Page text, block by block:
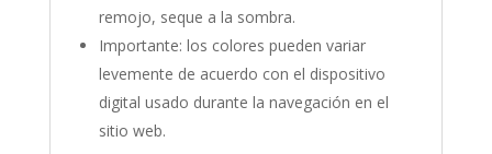
remojo, seque a la sombra.
Importante: los colores pueden variar
levemente de acuerdo con el dispositivo
digital usado durante la navegación en el
sitio web.